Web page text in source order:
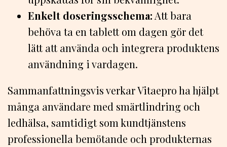
Enkelt doseringsschema: Att bara
behöva ta en tablett om dagen gör det
lätt att använda och integrera produktens
användning i vardagen.
Sammanfattningsvis verkar Vitaepro ha hjälpt
många användare med smärtlindring och
ledhälsa, samtidigt som kundtjänstens
professionella bemötande och produkternas